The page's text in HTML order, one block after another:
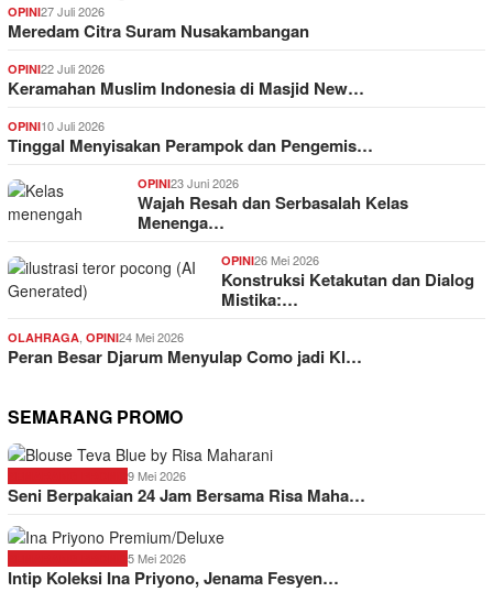
OPINI27 Juli 2026
Meredam Citra Suram Nusakambangan
OPINI22 Juli 2026
Keramahan Muslim Indonesia di Masjid New…
OPINI10 Juli 2026
Tinggal Menyisakan Perampok dan Pengemis…
OPINI23 Juni 2026
Wajah Resah dan Serbasalah Kelas
Menenga…
OPINI26 Mei 2026
Konstruksi Ketakutan dan Dialog
Mistika:…
OLAHRAGA OPINI24 Mei 2026
Peran Besar Djarum Menyulap Como jadi Kl…
SEMARANG PROMO
9 Mei 2026
Seni Berpakaian 24 Jam Bersama Risa Maha…
5 Mei 2026
Intip Koleksi Ina Priyono, Jenama Fesyen…